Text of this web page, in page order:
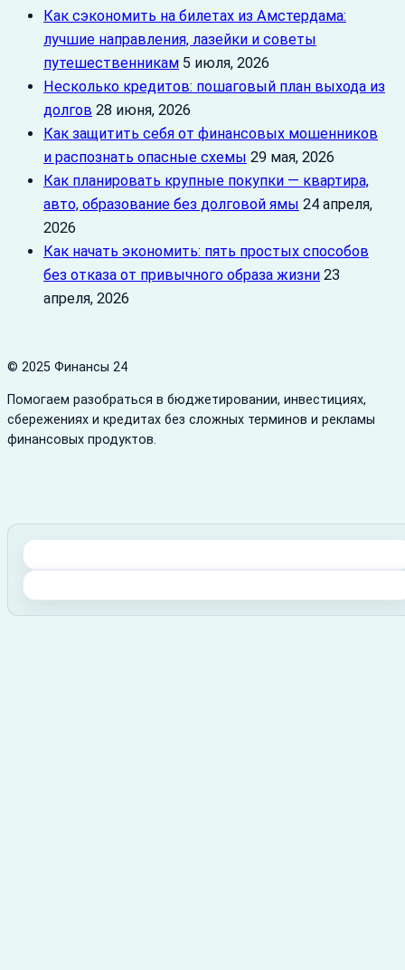
Как сэкономить на билетах из Амстердама:
лучшие направления, лазейки и советы
путешественникам 5 июля, 2026
Несколько кредитов: пошаговый план выхода из
долгов 28 июня, 2026
Как защитить себя от финансовых мошенников
и распознать опасные схемы 29 мая, 2026
Как планировать крупные покупки — квартира,
авто, образование без долговой ямы 24 апреля,
2026
Как начать экономить: пять простых способов
без отказа от привычного образа жизни 23
апреля, 2026
© 2025 Финансы 24
Помогаем разобраться в бюджетировании, инвестициях,
сбережениях и кредитах без сложных терминов и рекламы
финансовых продуктов.